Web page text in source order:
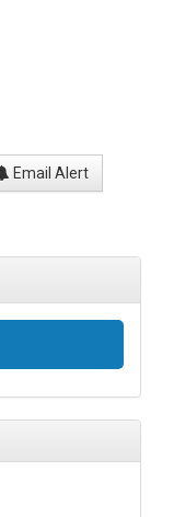
Email Alert